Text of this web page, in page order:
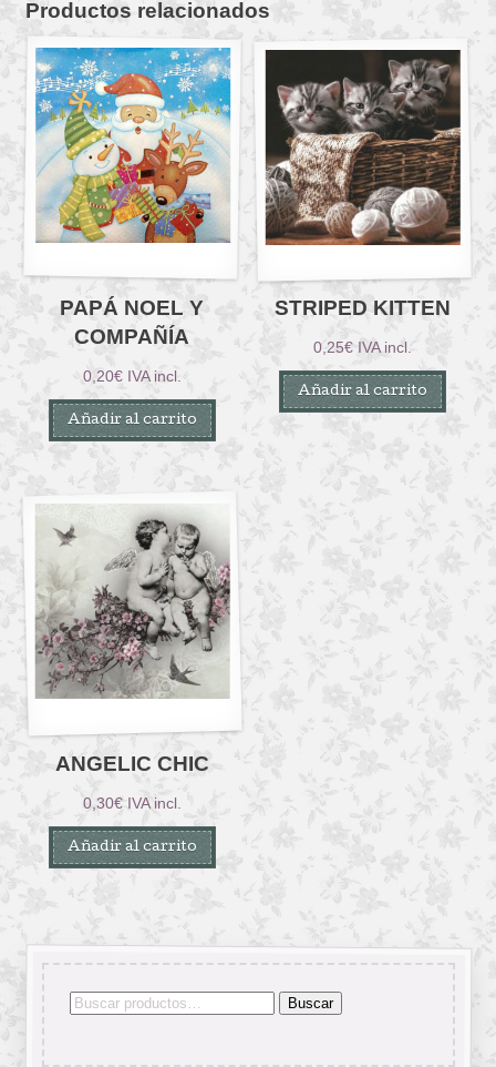
Productos relacionados
PAPÁ NOEL Y
COMPAÑÍA
0,20€ IVA incl.
Añadir al carrito
STRIPED KITTEN
0,25€ IVA incl.
Añadir al carrito
ANGELIC CHIC
0,30€ IVA incl.
Añadir al carrito
Buscar
Buscar